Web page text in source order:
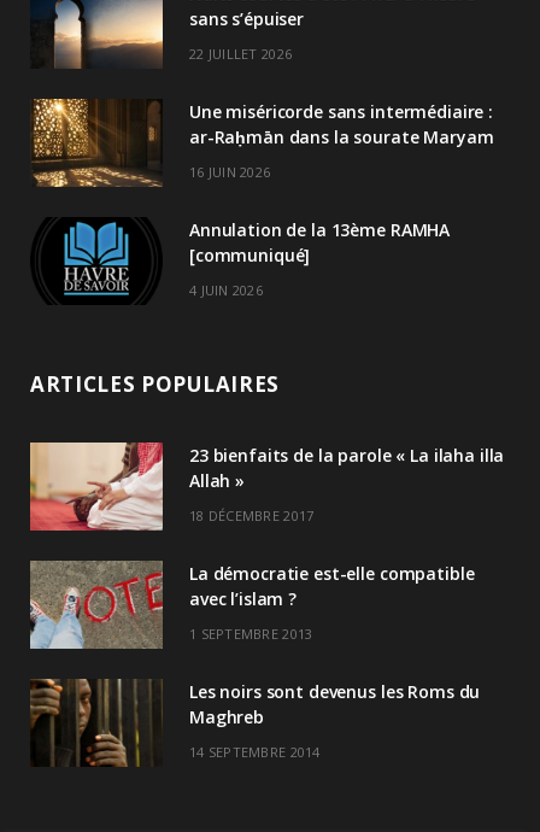
sans s’épuiser
22 JUILLET 2026
Une miséricorde sans intermédiaire :
ar-Raḥmān dans la sourate Maryam
16 JUIN 2026
Annulation de la 13ème RAMHA
[communiqué]
4 JUIN 2026
ARTICLES POPULAIRES
23 bienfaits de la parole « La ilaha illa
Allah »
18 DÉCEMBRE 2017
La démocratie est-elle compatible
avec l’islam ?
1 SEPTEMBRE 2013
Les noirs sont devenus les Roms du
Maghreb
14 SEPTEMBRE 2014